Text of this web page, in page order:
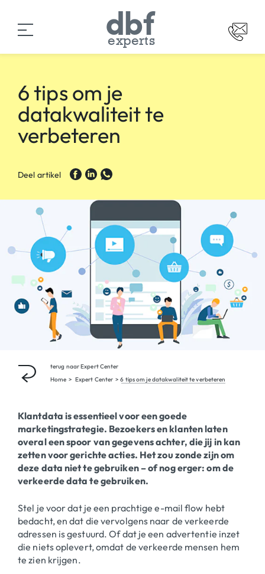
experts
6 tips om je
datakwaliteit te
verbeteren
Deel artikel
terug naarExpert Center
Home
Expert Center 6 tips om je datakwaliteit te verbeteren
Klantdata is essentieel voor een goede
marketingstrategie. Bezoekers en klanten laten
overal een spoor van gegevens achter, die jij in kan
zetten voor gerichte acties. Het zou zonde zijn om
deze data niet te gebruiken – of nog erger: om de
verkeerde data te gebruiken.
Stel je voor dat je een prachtige e-mail flow hebt
bedacht, en dat die vervolgens naar de verkeerde
adressen is gestuurd. Of dat je een advertentie inzet
die niets oplevert, omdat de verkeerde mensen hem
te zien krijgen.